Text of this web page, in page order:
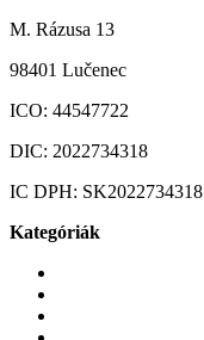
M. Rázusa 13
98401 Lučenec
ICO: 44547722
DIC: 2022734318
IC DPH: SK2022734318
Kategóriák